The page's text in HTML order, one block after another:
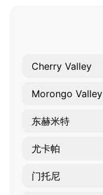
Cherry Valley
Morongo Valley
东赫米特
尤卡帕
门托尼